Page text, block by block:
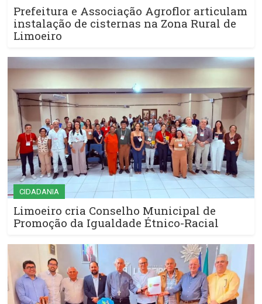
Prefeitura e Associação Agroflor articulam
instalação de cisternas na Zona Rural de
Limoeiro
CIDADANIA
Limoeiro cria Conselho Municipal de
Promoção da Igualdade Étnico-Racial